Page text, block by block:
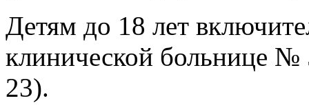
Детям до 18 лет
клинической больнице
23).